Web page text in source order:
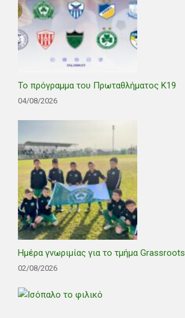
Το πρόγραμμα του Πρωταθλήματος Κ19
04/08/2026
Ημέρα γνωριμίας για το τμήμα Grassroots
02/08/2026